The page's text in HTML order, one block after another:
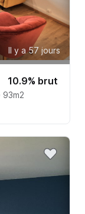
Il y a 57 jours
10.9% brut